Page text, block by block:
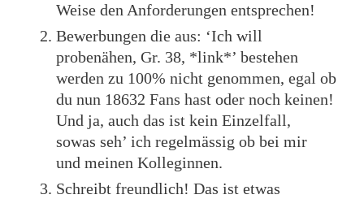
Weise den Anforderungen entsprechen!
Bewerbungen die aus: ‘Ich will
probenähen, Gr. 38, *link*’ bestehen
werden zu 100% nicht genommen, egal ob
du nun 18632 Fans hast oder noch keinen!
Und ja, auch das ist kein Einzelfall,
sowas seh’ ich regelmässig ob bei mir
und meinen Kolleginnen.
Schreibt freundlich! Das ist etwas